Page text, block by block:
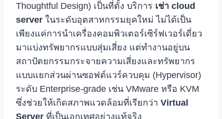
Thoughtful Design) เป็นที่ตั้ง บริการ เช่า cloud
server ในระดับอุตสาหกรรมยุคใหม่ ไม่ได้เป็น
เพียงแค่การนำเครื่องคอมพิวเตอร์เซิร์ฟเวอร์เดี่ยว
มาแบ่งทรัพยากรแบบสุ่มเสี่ยง แต่ทำงานอยู่บน
สถาปัตยกรรมกระจายความเสี่ยงและทรัพยากร
แบบแยกส่วนผ่านซอฟต์แวร์ควบคุม (Hypervisor)
ระดับ Enterprise-grade เช่น VMware หรือ KVM
ซึ่งช่วยให้เกิดสภาพแวดล้อมที่เรียกว่า Virtual
Server ที่เป็นเอกเทศอย่างแท้จริง